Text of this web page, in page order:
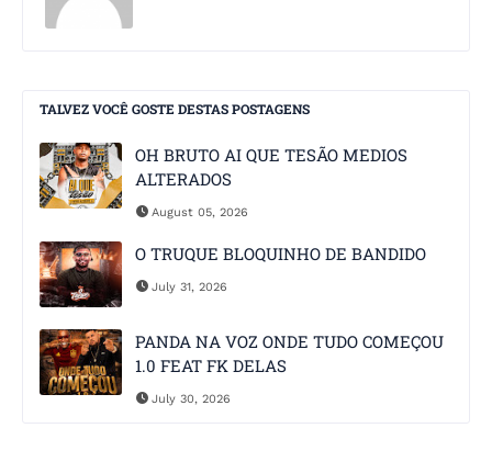
TALVEZ VOCÊ GOSTE DESTAS POSTAGENS
OH BRUTO AI QUE TESÃO MEDIOS
ALTERADOS
August 05, 2026
O TRUQUE BLOQUINHO DE BANDIDO
July 31, 2026
PANDA NA VOZ ONDE TUDO COMEÇOU
1.0 FEAT FK DELAS
July 30, 2026